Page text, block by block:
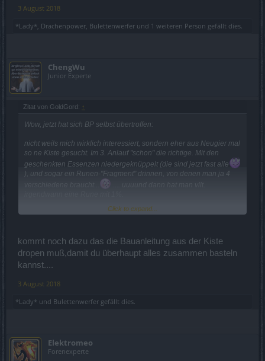
3 August 2018
*Lady* Drachenpower Bulettenwerfer und 1 weiteren Person gefällt dies.
ChengWu
Junior Experte
Zitat von GoldGord: ↑
Wow, jetzt hat sich BP selbst übertroffen:
nicht weils mich wirklich interessiert, sondern eher aus Neugier mal
so ne Kiste gesucht. Im 3. Anlauf "schon" die richtige. Mit den
geschenkten Essenzen niedergeknüppelt (die sind jetzt fast alle
), und sogar ein Runen-"Fragment" drinnen, von denen man ja 4
Die benötigten Essis droppen nur in homöopatischen Dosen, d.h.
Sagt mal, glaubt ihr eigentlich wir Spieler sind vollkommen
bekloppt???
Click to expand...
kommt noch dazu das die Bauanleitung aus der Kiste
dropen muß,damit du überhaupt alles zusammen basteln
kannst....
3 August 2018
*Lady* und Bulettenwerfer gefällt dies.
Elektromeo
Forenexperte